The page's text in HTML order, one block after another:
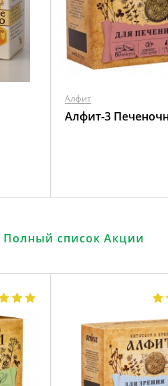
Алфит
Алфит-3
Полный список Акции